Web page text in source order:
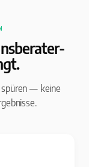
spüren — keine